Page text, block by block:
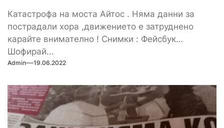
Катастрофа на моста Айтос . Няма данни за
пострадали хора ,движението е затруднено
карайте внимателно ! Снимки : Фейсбук
Шофирай...
Admin 19.06.2022